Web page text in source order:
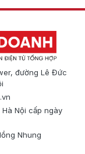
đường Lê Đức
Nội cấp ngày
Nhung